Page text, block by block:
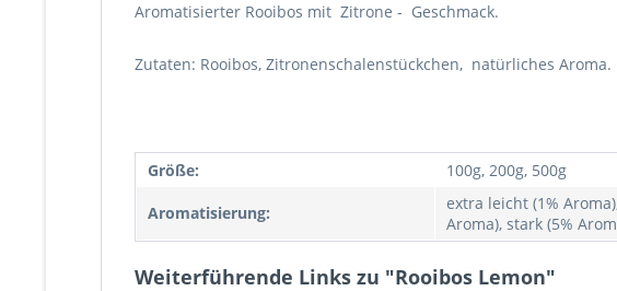
Aromatisierter Rooibos mit Zitrone - Geschmack.
Zutaten: Rooibos, Zitronenschalenstückchen, natürliches Aroma.
Größe: 100g, 200g, 500g
Aromatisierung:
extra leicht (1%
Aroma), stark (5%
Weiterführende Links zu "Rooibos Lemon"